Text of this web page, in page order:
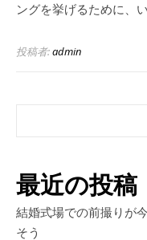
ングを挙げるために、
投稿者:admin
最近の投稿
結婚式場での前撮りが
そう